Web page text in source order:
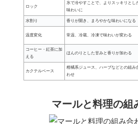
ロック
氷で冷やすことで、よりスッキリとし
味わいに
水割り 香りが開き、まろやかな味わいになる
温度変化 常温、冷蔵、冷凍で味わいが変わる
コーヒー・紅茶に加
える
ほんのりとした甘みと香りが加わる
カクテルベース
柑橘系ジュース、ハーブなどとの組み
わせ
マールと料理の組